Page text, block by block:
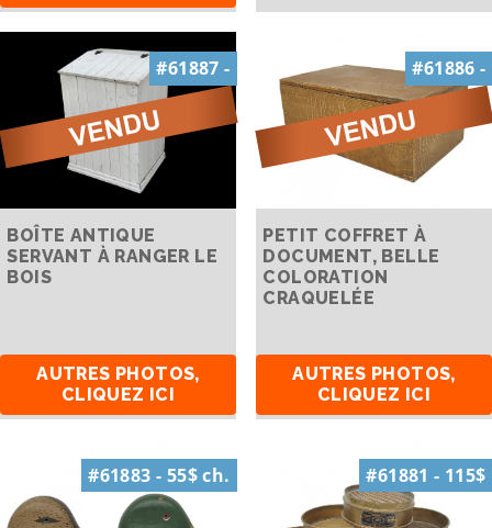
#61887 -
BOÎTE ANTIQUE
SERVANT À RANGER LE
BOIS
AUTRES PHOTOS,
CLIQUEZ ICI
#61886 -
PETIT COFFRET À
DOCUMENT, BELLE
COLORATION
CRAQUELÉE
AUTRES PHOTOS,
CLIQUEZ ICI
#61883 - 55$ ch. #61881 - 115$